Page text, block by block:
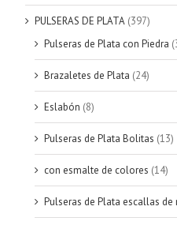
PULSERAS DE PLATA (397)
Pulseras de Plata con Piedra
Brazaletes de Plata (24)
Eslabón (8)
Pulseras de Plata Bolitas (13)
con esmalte de colores (14)
Pulseras de Plata escallas de